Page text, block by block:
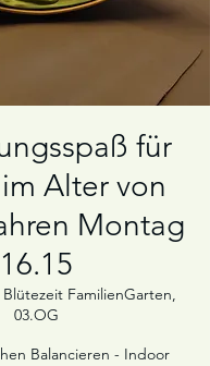
für
Alter von
Montag
16.15
Blütezeit FamilienGarten,
03.OG
Balancieren - Indoor